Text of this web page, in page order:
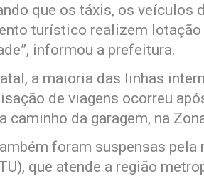
que os táxis, os veículos
turístico realizem lotação
informou a prefeitura.
a maioria das linhas
de viagens ocorreu
caminho da garagem, na
foram suspensas pela
que atende a região